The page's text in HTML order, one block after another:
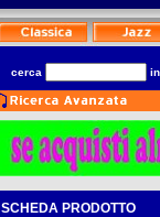
cerca in
SCHEDA PRODOTTO